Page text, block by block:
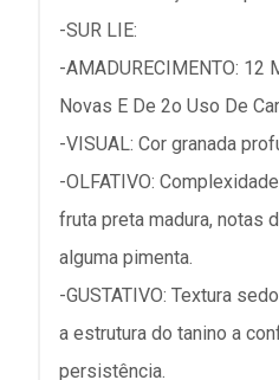
-SUR LIE:
-AMADURECIMENTO: 12
Novas E De 2o Uso De
-VISUAL: Cor granada
-OLFATIVO:
fruta preta madura, notas
alguma pimenta.
-GUSTATIVO: Textura
a estrutura do tanino a
persistência.